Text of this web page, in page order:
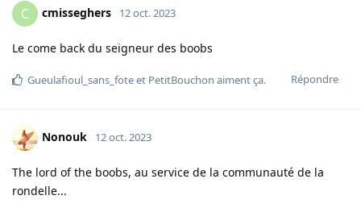
C cmisseghers 12 oct. 2023
Le come back du seigneur des boobs
Répondre
Gueulafioul_sans_foteet PetitBouchon aiment ça.
Nonouk 12 oct. 2023
The lord of the boobs, au service de la communauté de la
rondelle...